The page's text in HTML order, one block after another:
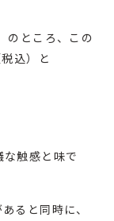
のところ、この
込）と
触感と味で
ると同時に、